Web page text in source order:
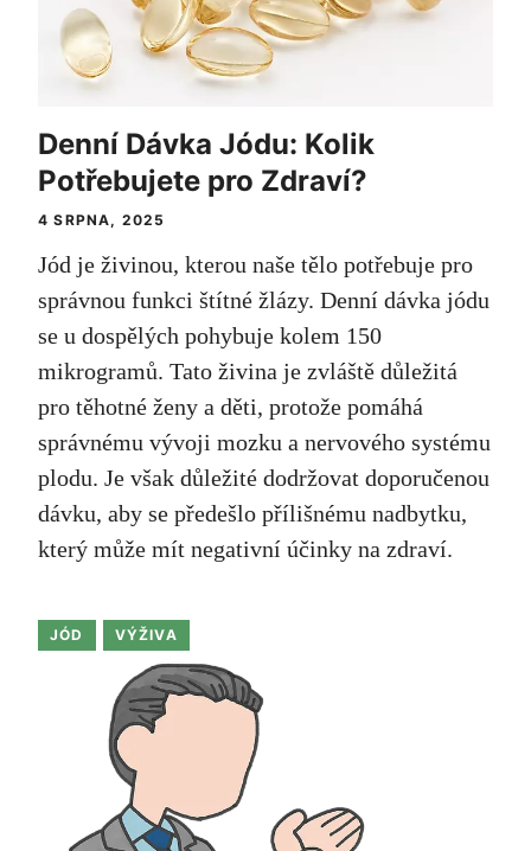
Denní Dávka Jódu: Kolik
Potřebujete pro Zdraví?
4 SRPNA, 2025
Jód je živinou, kterou naše tělo potřebuje pro
správnou funkci štítné žlázy. Denní dávka jódu
se u dospělých pohybuje kolem 150
mikrogramů. Tato živina je zvláště důležitá
pro těhotné ženy a děti, protože pomáhá
správnému vývoji mozku a nervového systému
plodu. Je však důležité dodržovat doporučenou
dávku, aby se předešlo přílišnému nadbytku,
který může mít negativní účinky na zdraví.
JÓD VÝŽIVA